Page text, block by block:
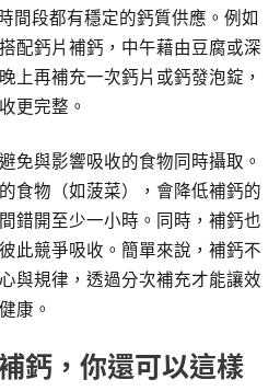
間段都有穩定的鈣質供應。例如
配鈣片補鈣，中午藉由豆腐或深
上再補充一次鈣片或鈣發泡錠，
更完整。
免與影響吸收的食物同時攝取。
食物（如菠菜），會降低補鈣的
錯開至少一小時。同時，補鈣也
此競爭吸收。簡單來說，補鈣不
與規律，透過分次補充才能讓效
康。
鈣，你還可以這樣